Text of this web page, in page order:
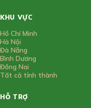
KHU VỰC
Hồ Chí Minh
Hà Nội
Đà Nẵng
Bình Dương
Đồng Nai
Tất cả tỉnh thành
HỖ TRỢ